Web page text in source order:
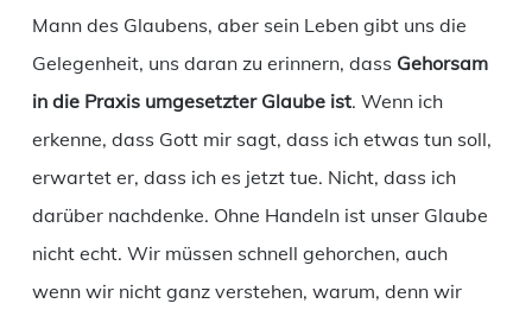
Mann des Glaubens, aber sein Leben gibt uns die
Gelegenheit, uns daran zu erinnern, dass Gehorsam
in die Praxis umgesetzter Glaube ist. Wenn ich
erkenne, dass Gott mir sagt, dass ich etwas tun soll,
erwartet er, dass ich es jetzt tue. Nicht, dass ich
darüber nachdenke. Ohne Handeln ist unser Glaube
nicht echt. Wir müssen schnell gehorchen, auch
wenn wir nicht ganz verstehen, warum, denn wir